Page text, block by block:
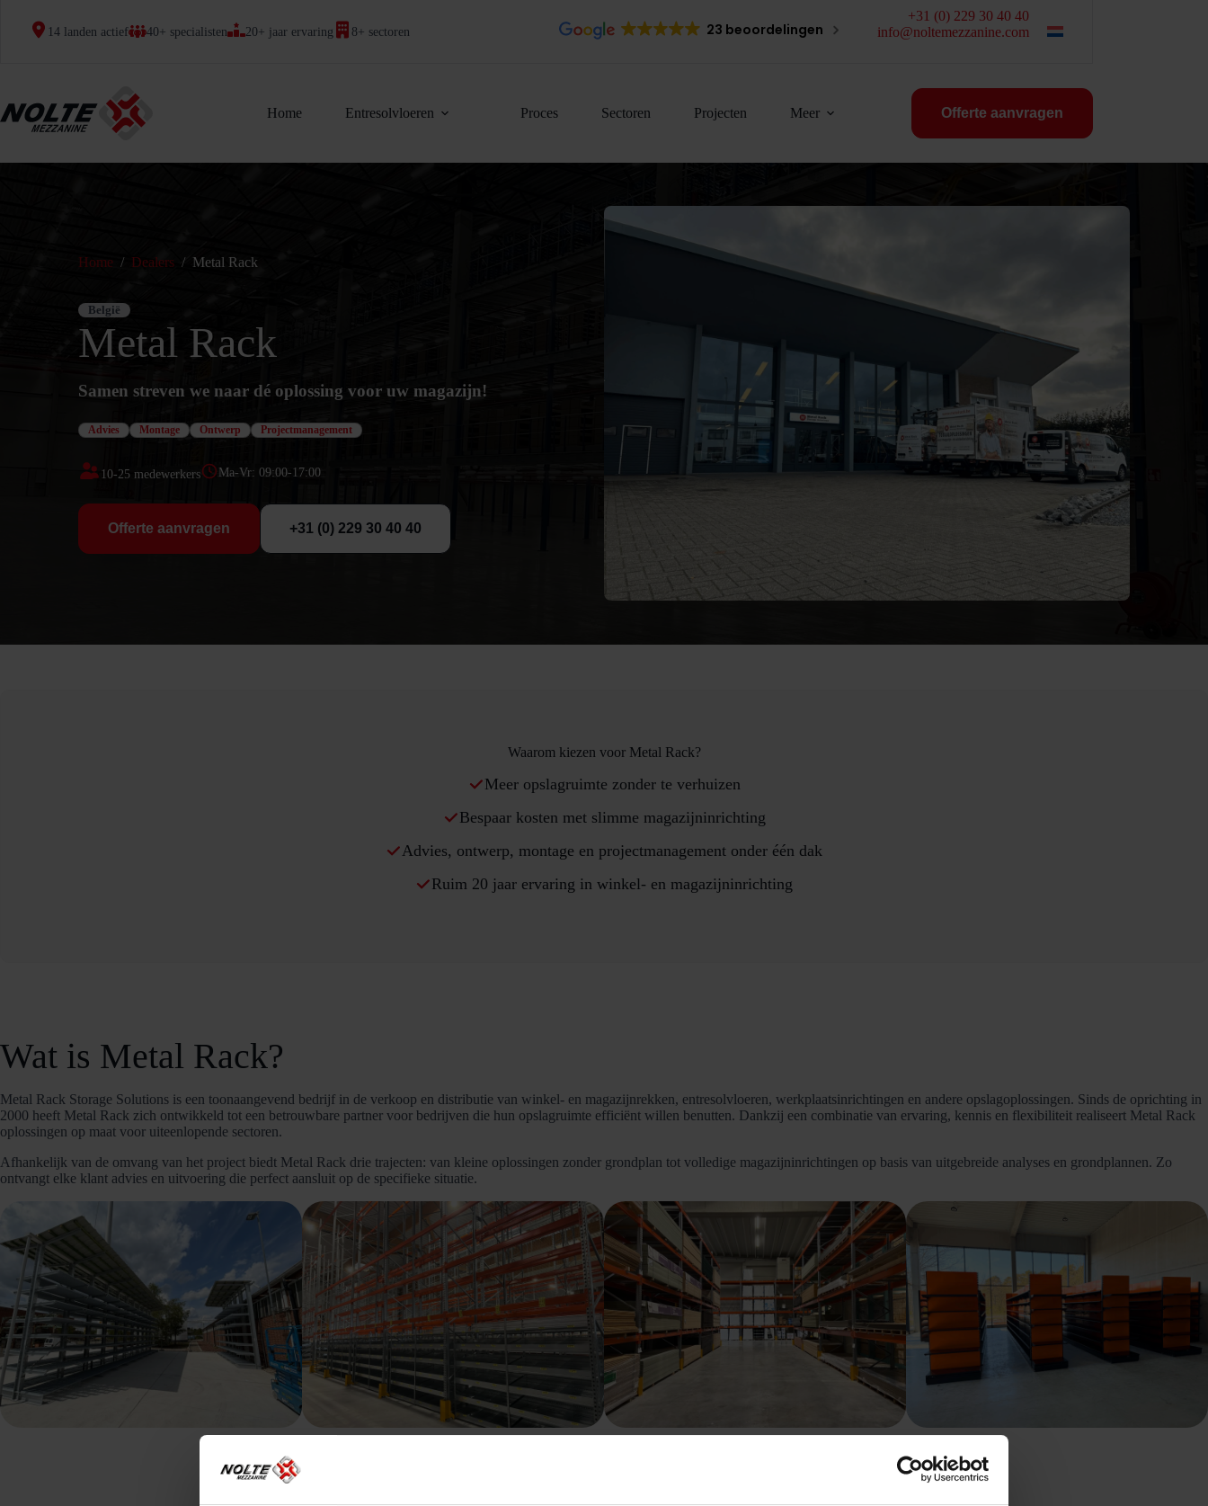
14 landen actief 40+ specialisten 20+ jaar ervaring 8+ sectoren 23 beoordelingen
+31 (0) 229 30 40 40
info@noltemezzanine.com
Home Entresolvloeren Proces Sectoren Projecten Meer Offerte aanvragen
Home / Dealers / Metal Rack
België
Metal Rack
Samen streven we naar dé oplossing voor uw magazijn!
Advies Montage Ontwerp Projectmanagement
10-25 medewerkers Ma-Vr: 09:00-17:00
Offerte aanvragen +31 (0) 229 30 40 40
Waarom kiezen voor Metal Rack?
Meer opslagruimte zonder te verhuizen
Bespaar kosten met slimme magazijninrichting
Advies, ontwerp, montage en projectmanagement onder één dak
Ruim 20 jaar ervaring in winkel- en magazijninrichting
Wat is Metal Rack?
Metal Rack Storage Solutions is een toonaangevend bedrijf in de verkoop en distributie van winkel- en magazijnrekken, entresolvloeren, werkplaatsinrichtingen en andere opslagoplossingen. Sinds de oprichting in
2000 heeft Metal Rack zich ontwikkeld tot een betrouwbare partner voor bedrijven die hun opslagruimte efficiënt willen benutten. Dankzij een combinatie van ervaring, kennis en flexibiliteit realiseert Metal Rack
oplossingen op maat voor uiteenlopende sectoren.
Afhankelijk van de omvang van het project biedt Metal Rack drie trajecten: van kleine oplossingen zonder grondplan tot volledige magazijninrichtingen op basis van uitgebreide analyses en grondplannen. Zo
ontvangt elke klant advies en uitvoering die perfect aansluit op de specifieke situatie.